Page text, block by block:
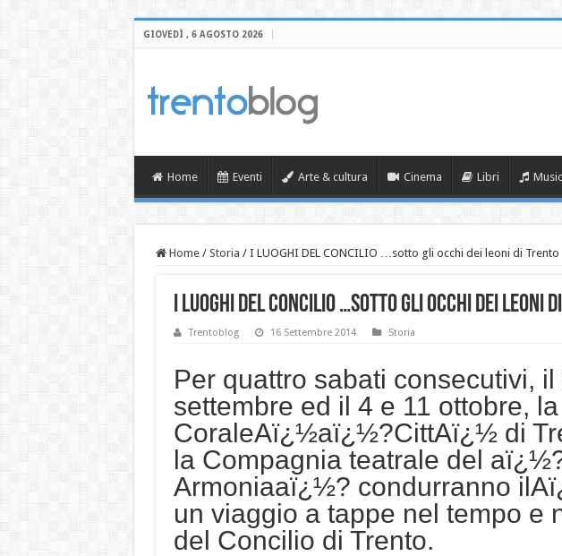
GIOVEDÌ , 6 AGOSTO 2026
Home Eventi Arte & cultura Cinema Libri
Home / Storia / I LUOGHI DEL CONCILIO …sotto gli occhi dei leoni di Trento
I LUOGHI DEL CONCILIO …sotto gli occhi dei leoni
Trentoblog 16 Settembre 2014 Storia
Per quattro sabati consecutivi, il
settembre ed il 4 e 11 ottobre, la
CoraleAï¿½aï¿½?CittAï¿½ di
la Compagnia teatrale del
Armoniaaï¿½? condurranno
un viaggio a tappe nel tempo e
del Concilio di Trento.